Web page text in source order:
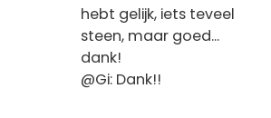
hebt gelijk, iets teveel
steen, maar goed...
dank!
@Gi: Dank!!